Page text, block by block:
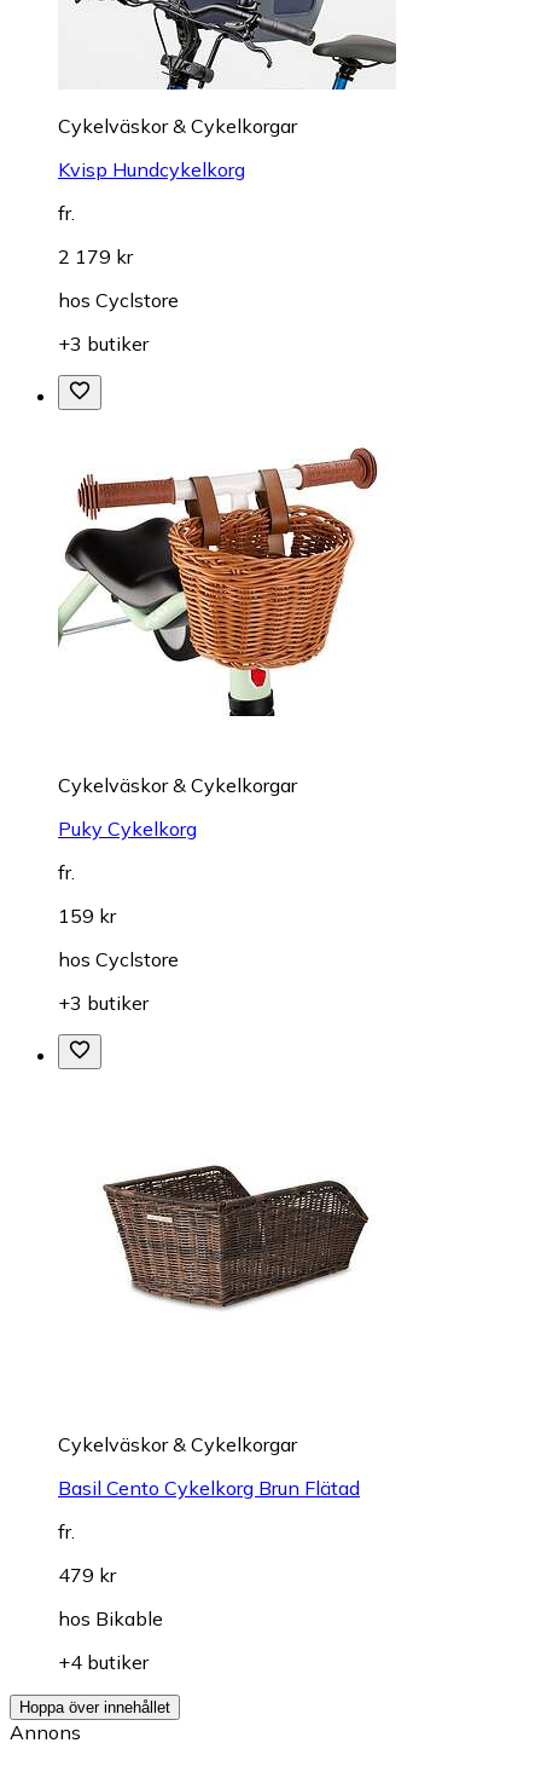
Cykelväskor & Cykelkorgar
Kvisp Hundcykelkorg
fr.
2 179 kr
hos Cyclstore
+3 butiker
Cykelväskor & Cykelkorgar
Puky Cykelkorg
fr.
159 kr
hos Cyclstore
+3 butiker
Cykelväskor & Cykelkorgar
Basil Cento Cykelkorg Brun Flätad
fr.
479 kr
hos Bikable
+4 butiker
Hoppa över innehållet
Annons